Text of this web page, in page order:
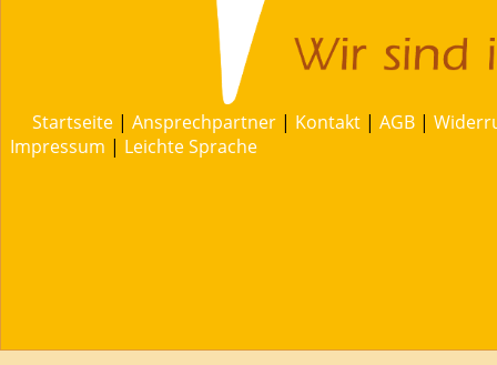
Startseite | Ansprechpartner | Kontakt | AGB |
Impressum | Leichte Sprache